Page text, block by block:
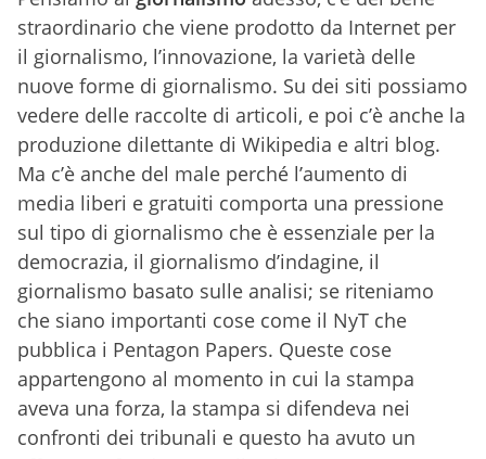
straordinario che viene prodotto da Internet per
il giornalismo, l’innovazione, la varietà delle
nuove forme di giornalismo. Su dei siti possiamo
vedere delle raccolte di articoli, e poi c’è anche la
produzione dilettante di Wikipedia e altri blog.
Ma c’è anche del male perché l’aumento di
media liberi e gratuiti comporta una pressione
sul tipo di giornalismo che è essenziale per la
democrazia, il giornalismo d’indagine, il
giornalismo basato sulle analisi; se riteniamo
che siano importanti cose come il NyT che
pubblica i Pentagon Papers. Queste cose
appartengono al momento in cui la stampa
aveva una forza, la stampa si difendeva nei
confronti dei tribunali e questo ha avuto un